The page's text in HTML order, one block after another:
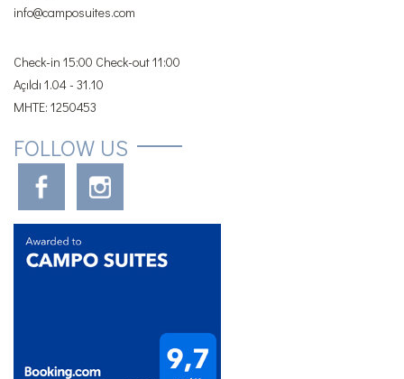
info@camposuites.com
Check-in 15:00 Check-out 11:00
Açıldı 1.04 - 31.10
MHTE: 1250453
FOLLOW US